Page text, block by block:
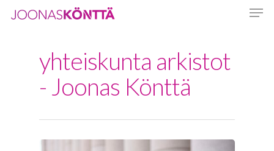
Hit enter to search or ESC to close
yhteiskunta arkistot
- Joonas Könttä